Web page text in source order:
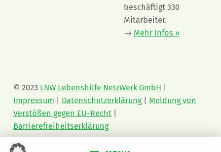
beschäftigt 330
Mitarbeiter.
→ Mehr Infos »
© 2023 LNW Lebenshilfe NetzWerk GmbH
Impressum
Datenschutzerklärung
Meldung von
Verstößen gegen EU-Recht|
Barrierefreiheitserklärung